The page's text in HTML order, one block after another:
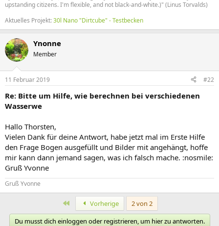
upstanding citizens. I'm flexible, and not black-and-white.)" (Linus Torvalds)
Aktuelles Projekt:30l Nano "Dirtcube" - Testbecken
Ynonne
Member
11 Februar 2019 #22
Re: Bitte um Hilfe, wie berechnen bei verschiedenen
Wasserwe
Hallo Thorsten,
Vielen Dank für deine Antwort, habe jetzt mal im Erste Hilfe
den Frage Bogen ausgefüllt und Bilder mit angehängt, hoffe
mir kann dann jemand sagen, was ich falsch mache. :nosmile:
Gruß Yvonne
Gruß Yvonne
Erste Vorherige
2 von 2
Du musst dich einloggen oder registrieren, um hier zu antworten.